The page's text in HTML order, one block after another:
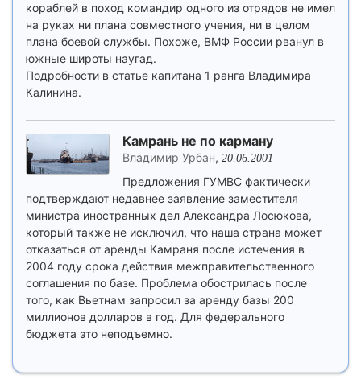
кораблей в поход командир одного из отрядов не имел
на руках ни плана совместного учения, ни в целом
плана боевой службы. Похоже, ВМФ России рванул в
южные широты наугад.
Подробности в статье капитана 1 ранга Владимира
Калинина.
Камрань не по карману
Владимир Урбан, 20.06.2001
Предложения ГУМВС фактически
подтверждают недавнее заявление заместителя
министра иностранных дел Александра Лосюкова,
который также не исключил, что наша страна может
отказаться от аренды Камраня после истечения в
2004 году срока действия межправительственного
соглашения по базе. Проблема обострилась после
того, как Вьетнам запросил за аренду базы 200
миллионов долларов в год. Для федерального
бюджета это неподъемно.